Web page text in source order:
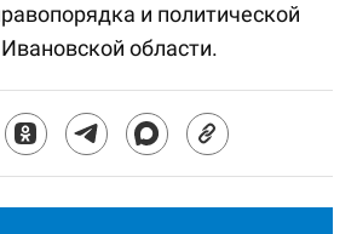
и политической
области.